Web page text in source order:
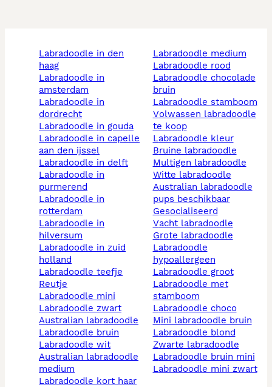
labradoodle in den
haag
labradoodle in
amsterdam
labradoodle in
dordrecht
labradoodle in gouda
labradoodle in capelle
aan den ijssel
labradoodle in delft
labradoodle in
purmerend
labradoodle in
rotterdam
labradoodle in
hilversum
labradoodle in zuid
holland
labradoodle teefje
reutje
labradoodle mini
labradoodle zwart
australian labradoodle
labradoodle bruin
labradoodle wit
australian labradoodle
medium
labradoodle kort haar
labradoodle medium
labradoodle rood
labradoodle chocolade
bruin
labradoodle stamboom
volwassen labradoodle
te koop
labradoodle kleur
bruine labradoodle
multigen labradoodle
witte labradoodle
australian labradoodle
pups beschikbaar
gesocialiseerd
vacht labradoodle
grote labradoodle
labradoodle
hypoallergeen
labradoodle groot
labradoodle met
stamboom
labradoodle choco
mini labradoodle bruin
labradoodle blond
zwarte labradoodle
labradoodle bruin mini
labradoodle mini zwart